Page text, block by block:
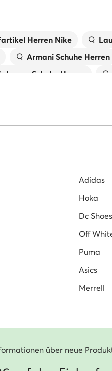
Herren Nike
Armani Schuhe Herren
Schuhe Herren
Weiße Sneakers für
Adidas
Hoka
Dc Shoes
Off
Puma
Asics
Merrell
über neue